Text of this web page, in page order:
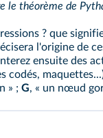
le théorème de
? que
l'origine de
ensuite des
codés,
» ; G, « un nœud